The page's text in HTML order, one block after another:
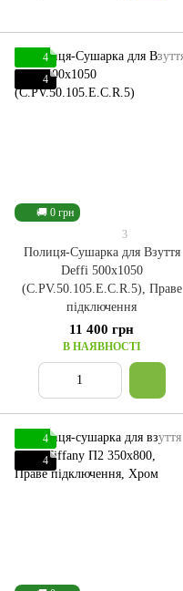
🚚 0 грн
4
4
3
Полиця-Сушарка для Взуття
Deffi 500x1050
(C.PV.50.105.E.C.R.5), Праве
підключення
11 400 грн
В НАЯВНОСТІ
4
4